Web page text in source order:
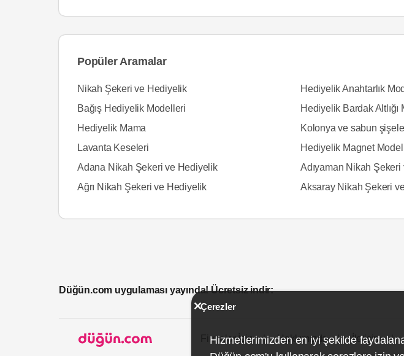
Popüler Aramalar
Nikah Şekeri ve Hediyelik Hediyelik Anahtarlık
Bağış Hediyelik Modelleri
Hediyelik Bardak Altlığı
Hediyelik Mama
Kolonya ve sabun
Lavanta Keseleri
Hediyelik Magnet
Adana Nikah Şekeri ve Hediyelik
Adıyaman Nikah
Ağrı Nikah Şekeri ve Hediyelik
Aksaray Nikah Şekeri
Düğün.com uygulaması yayında! Ücretsiz indir:
Firmalar İçin Hakkımızda İletişim
Çerezler
Hizmetlerimizden en iyi şekilde